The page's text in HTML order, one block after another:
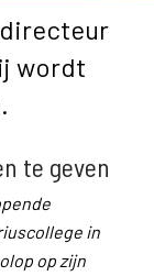
wordt
te geven
in
op zijn